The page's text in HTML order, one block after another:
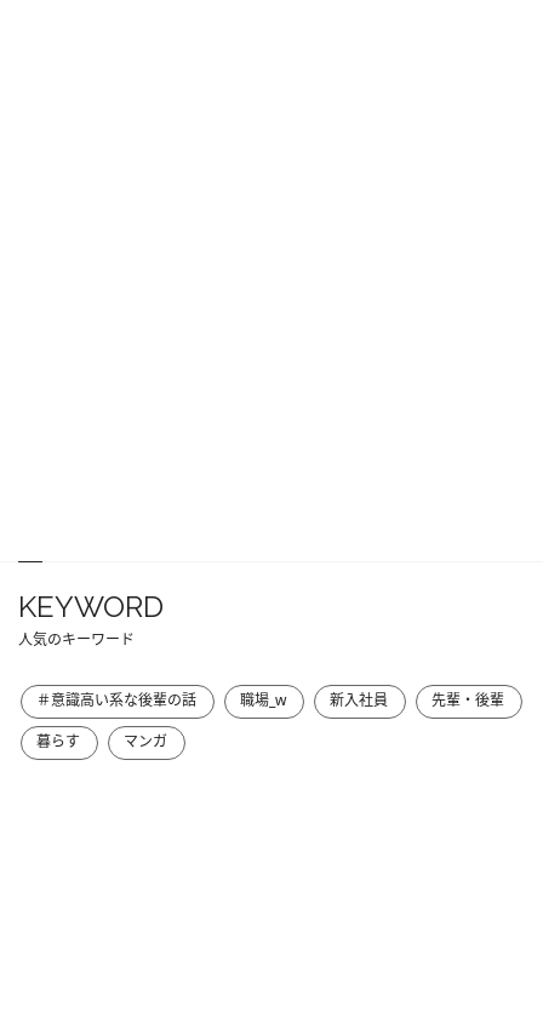
KEYWORD
人気のキーワード
＃意識高い系な後輩の話 職場_w 新入社員
先輩・後輩
暮らす
マンガ